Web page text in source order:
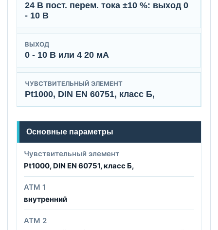
24 В пост. перем. тока ±10 %: выход 0
- 10 В
ВЫХОД
0 - 10 B или 4 20 мА
ЧУВСТВИТЕЛЬНЫЙ ЭЛЕМЕНТ
Pt1000, DIN EN 60751, класс Б,
Основные параметры
Чувствительный элемент
Pt1000, DIN EN 60751, класс Б,
ATМ 1
внутренний
ATМ 2